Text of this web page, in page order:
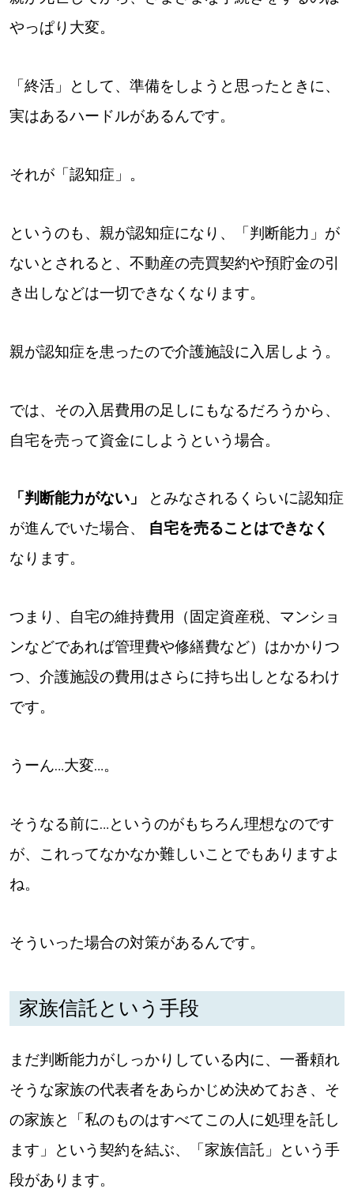
やっぱり大変。
「終活」として、準備をしようと思ったときに、
実はあるハードルがあるんです。
それが「認知症」。
というのも、親が認知症になり、「判断能力」が
ないとされると、不動産の売買契約や預貯金の引
き出しなどは一切できなくなります。
親が認知症を患ったので介護施設に入居しよう。
では、その入居費用の足しにもなるだろうから、
自宅を売って資金にしようという場合。
「判断能力がない」
とみなされるくらいに認知症
が進んでいた場合、 自宅を売ることはできなく
なります。
つまり、自宅の維持費用（固定資産税、マンショ
ンなどであれば管理費や修繕費など）はかかりつ
つ、介護施設の費用はさらに持ち出しとなるわけ
です。
うーん…大変…。
そうなる前に…というのがもちろん理想なのです
が、これってなかなか難しいことでもありますよ
ね。
そういった場合の対策があるんです。
家族信託という手段
まだ判断能力がしっかりしている内に、一番頼れ
そうな家族の代表者をあらかじめ決めておき、そ
の家族と「私のものはすべてこの人に処理を託し
ます」という契約を結ぶ、「家族信託」という手
段があります。